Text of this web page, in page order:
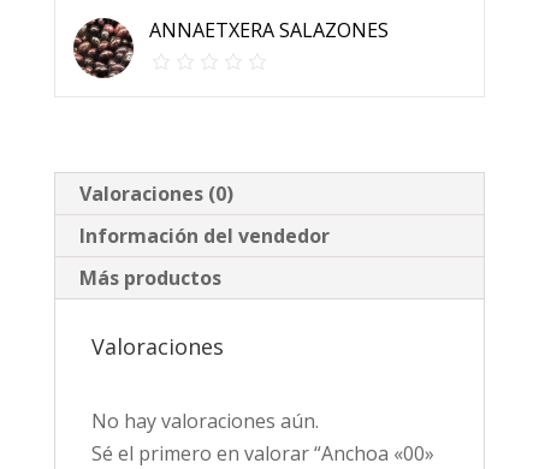
ANNAETXERA SALAZONES
Valoraciones (0)
Información del vendedor
Más productos
Valoraciones
No hay valoraciones aún.
Sé el primero en valorar “Anchoa «00»